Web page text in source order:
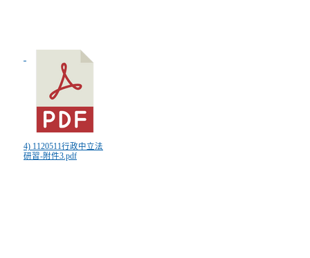
4) 1120511行政中立法
研習-附件3.pdf